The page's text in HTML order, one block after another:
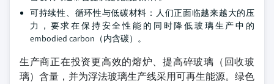
可持续性、循环性与低碳材料：人们正面临越来越大的压
力，要求在保持安全性能的同时降低玻璃生产中的
embodied carbon（内含碳）。
生产商正在投资更高效的熔炉、提高碎玻璃（回收玻
璃）含量，并为浮法玻璃生产线采用可再生能源。绿色